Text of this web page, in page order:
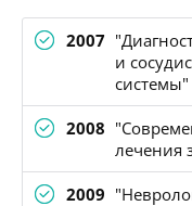
2007
и
системы"
2008
лечения
2009